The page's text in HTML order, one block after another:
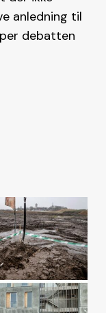
anledning til
debatten